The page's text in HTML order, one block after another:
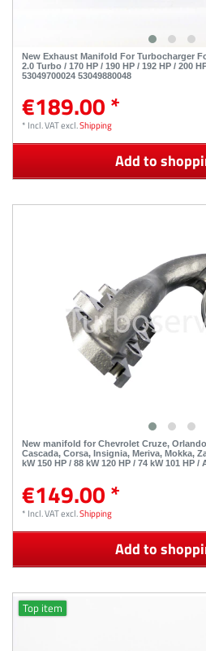
New Exhaust Manifold For Turbocharger
2.0 Turbo / 170 HP / 190 HP / 192 HP / 200
53049700024 53049880048
€189.00 *
* Incl. VATexcl.Shipping
Add to
New manifold for Chevrolet Cruze,
Cascada, Corsa, Insignia, Meriva, Mokka,
kW 150 HP / 88 kW 120 HP / 74 kW 101 HP /
€149.00 *
* Incl. VATexcl.Shipping
Add to
Top item